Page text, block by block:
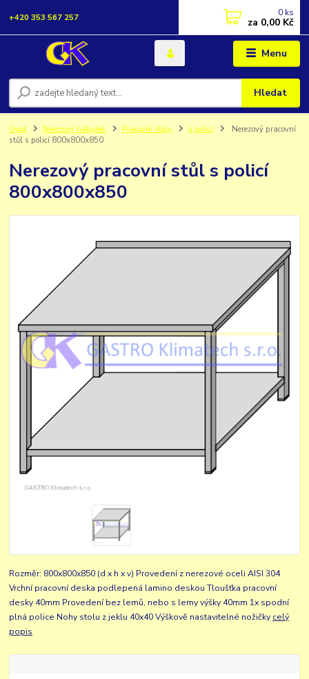
Menu
Hledat
+420 353 567 257 0 ks
za 0,00 Kč
Úvod Nerezový nábytek Pracovní stoly s policí
Nerezový pracovní
stůl s policí 800x800x850
Nerezový pracovní stůl s policí
800x800x850
Rozměr: 800x800x850 (d x h x v) Provedení z nerezové oceli AISI 304
Vrchní pracovní deska podlepená lamino deskou Tloušťka pracovní
desky 40mm Provedení bez lemů, nebo s lemy výšky 40mm 1x spodní
plná police Nohy stolu z jeklu 40x40 Výškově nastavitelné nožičky celý
popis